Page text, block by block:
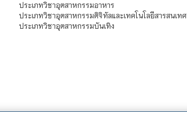
ประเภทวิชาอุตสาหกรรมอาหาร
ประเภทวิชาอุตสาหกรรมดิจิทัลและเทคโนโลยีสารสนเทศ
ประเภทวิชาอุตสาหกรรมบันเทิง